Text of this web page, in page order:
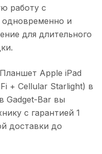
работу с
и
для длительного
Планшет Apple iPad
+ Cellular Starlight) в
Gadget-Bar вы
с гарантией 1
доставки до